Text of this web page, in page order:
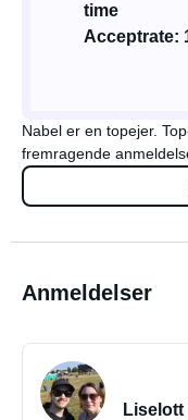
time
Acceptrate:
Nabel er en topejer.
fremragende
Anmeldelser
Liselott